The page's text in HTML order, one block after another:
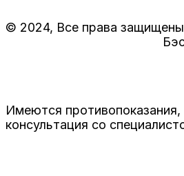
© 2024, Все права защищены
Имеются противопоказания,
консультация со